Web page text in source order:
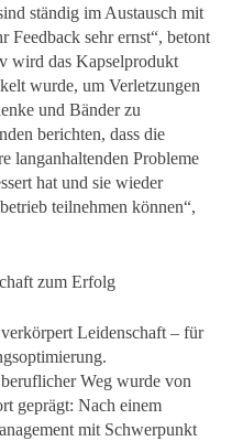
ständig im Austausch mit
Feedback sehr ernst“, betont
wird das Kapselprodukt
wurde, um Verletzungen
und Bänder zu
berichten, dass die
langanhaltenden Probleme
hat und sie wieder
teilnehmen können“,
zum Erfolg
Leidenschaft – für
Weg wurde von
geprägt: Nach einem
mit Schwerpunkt